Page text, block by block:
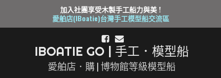
加入社團享受木製手工船力與美 !
愛舶店(IBoatie)台灣手工模型船交流區
IBOATIE GO | 手工 ． 模型船
愛舶店．購 | 博物館等級模型船